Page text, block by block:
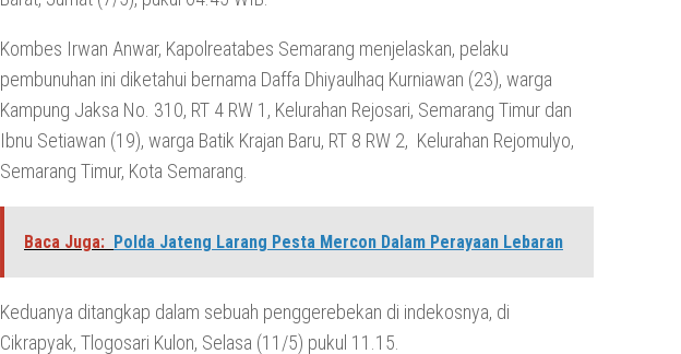
Kombes Irwan Anwar, Kapolreatabes Semarang menjelaskan, pelaku
pembunuhan ini diketahui bernama Daffa Dhiyaulhaq Kurniawan (23), warga
Kampung Jaksa No. 310, RT 4 RW 1, Kelurahan Rejosari, Semarang Timur dan
Ibnu Setiawan (19), warga Batik Krajan Baru, RT 8 RW 2, Kelurahan Rejomulyo,
Semarang Timur, Kota Semarang.
Baca Juga: Polda Jateng Larang Pesta Mercon Dalam Perayaan Lebaran
Keduanya ditangkap dalam sebuah penggerebekan di indekosnya, di
Cikrapyak, Tlogosari Kulon, Selasa (11/5) pukul 11.15.